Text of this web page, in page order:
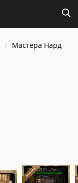
Мастера Нард